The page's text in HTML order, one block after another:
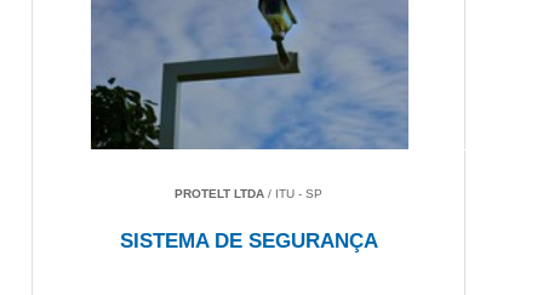
PROTELT LTDA / ITU - SP
SISTEMA DE SEGURANÇA